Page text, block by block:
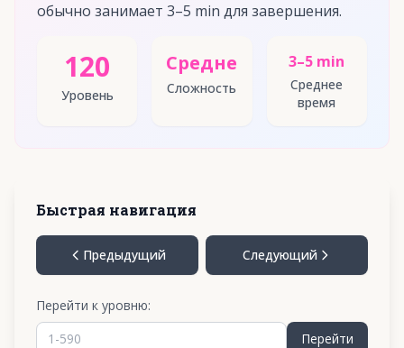
обычно занимает 3–5 min для завершения.
120
Уровень
Средне
Сложность
3–5 min
Среднее
время
Быстрая навигация
Предыдущий Следующий
Перейти к уровню:
Перейти